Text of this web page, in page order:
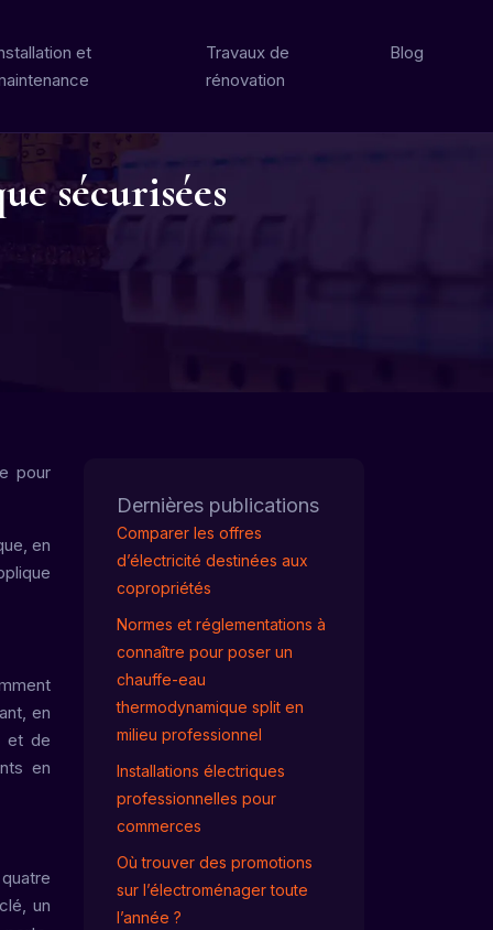
et
Travaux de
rénovation
Blog
sécurisées
pour
en
en
et de
en
un
Dernières publications
Comparer les offres
d’électricité destinées aux
copropriétés
Normes et réglementations à
connaître pour poser un
chauffe-eau
thermodynamique split en
milieu professionnel
Installations électriques
professionnelles pour
commerces
Où trouver des promotions
sur l’électroménager toute
l’année ?